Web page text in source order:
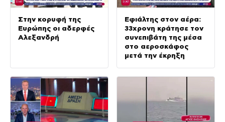
Στην κορυφή της
Ευρώπης οι αδερφές
Αλεξανδρή
Εφιάλτης στον αέρα:
33χρονη κράτησε τον
συνεπιβάτη της μέσα
στο αεροσκάφος
μετά την έκρηξη